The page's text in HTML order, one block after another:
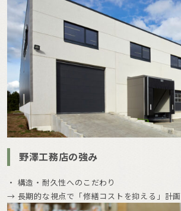
野澤工務店の強み
・ 構造・耐久性へのこだわり
→ 長期的な視点で「修繕コストを抑える」計画